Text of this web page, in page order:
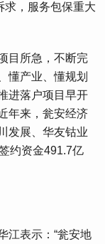
求，服务包保重大
所急，不断完
懂产业、懂规划
进落户项目早开
年来，瓮安经济
发展、华友钴业
约资金491.7亿
表示：“瓮安地